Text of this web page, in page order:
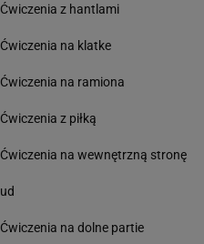
Ćwiczenia z hantlami
Ćwiczenia na klatke
Ćwiczenia na ramiona
Ćwiczenia z piłką
Ćwiczenia na wewnętrzną stronę
ud
Ćwiczenia na dolne partie